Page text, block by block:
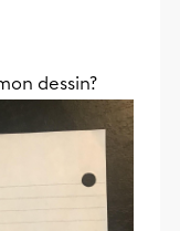
dessin?